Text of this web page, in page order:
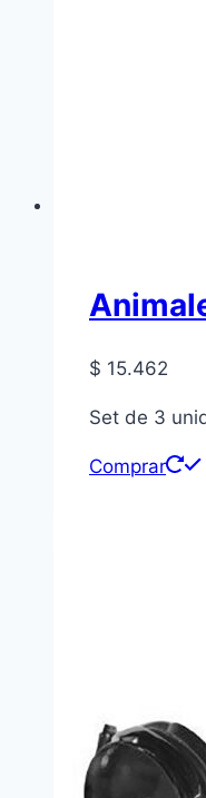
$ 15.462
Set de 3
Comprar